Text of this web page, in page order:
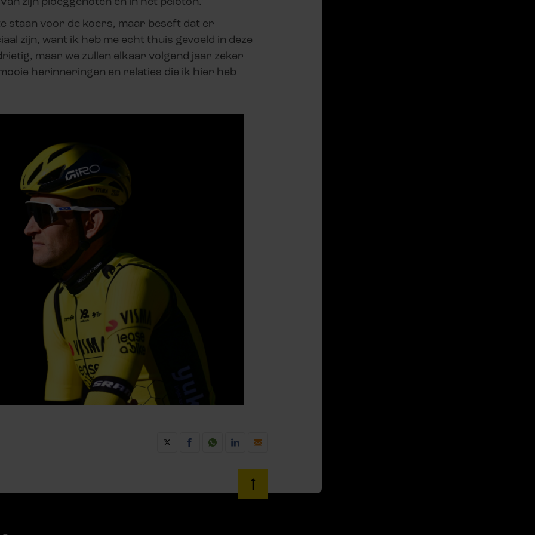
staan voor de koers, maar beseft dat er
zijn, want ik heb me echt thuis gevoeld in deze
maar we zullen elkaar volgend jaar zeker
herinneringen en relaties die ik hier heb